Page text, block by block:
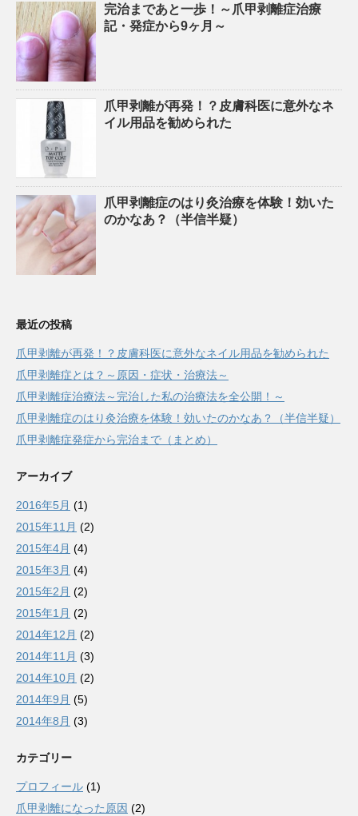
完治まであと一歩！～爪甲剥離症治療
記・発症から9ヶ月～
爪甲剥離が再発！？皮膚科医に意外なネ
イル用品を勧められた
爪甲剥離症のはり灸治療を体験！効いた
のかなあ？（半信半疑）
最近の投稿
爪甲剥離が再発！？皮膚科医に意外なネイル用品を勧められた
爪甲剥離症とは？～原因・症状・治療法～
爪甲剥離症治療法～完治した私の治療法を全公開！～
爪甲剥離症のはり灸治療を体験！効いたのかなあ？（半信半疑）
爪甲剥離症発症から完治まで（まとめ）
アーカイブ
2016年5月 (1)
2015年11月 (2)
2015年4月 (4)
2015年3月 (4)
2015年2月 (2)
2015年1月 (2)
2014年12月 (2)
2014年11月 (3)
2014年10月 (2)
2014年9月 (5)
2014年8月 (3)
カテゴリー
プロフィール (1)
爪甲剥離になった原因 (2)